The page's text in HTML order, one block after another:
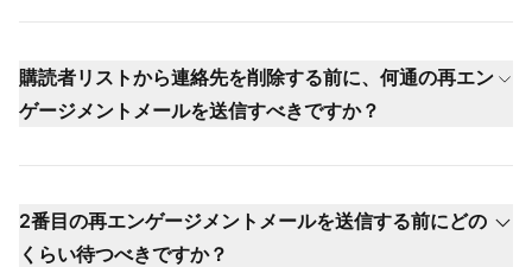
購読者リストから連絡先を削除する前に、何通の再エン
ゲージメントメールを送信すべきですか？
2番目の再エンゲージメントメールを送信する前にどの
くらい待つべきですか？